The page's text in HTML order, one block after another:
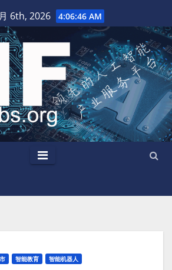
6th, 2026 4:06:47 AM
智能教育 智能机器人